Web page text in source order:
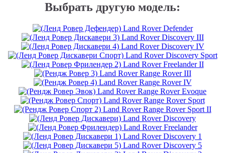
Выбрать другую модель:
Land Rover Defender
Land Rover Discovery III
Land Rover Discovery IV
Land Rover Discovery Sport
Land Rover Freelander II
Land Rover Range Rover III
Land Rover Range Rover IV
Land Rover Range Rover Evoque
Land Rover Range Rover Sport
Land Rover Range Rover Sport II
Land Rover Discovery
Land Rover Freelander
Land Rover Discovery 1
Land Rover Discovery 5